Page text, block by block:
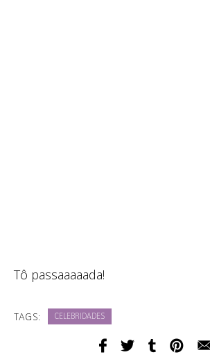
Tô passaaaaada!
TAGS: CELEBRIDADES